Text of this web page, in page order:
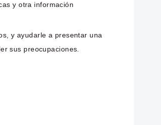
y otra información
y ayudarle a presentar una
sus preocupaciones.